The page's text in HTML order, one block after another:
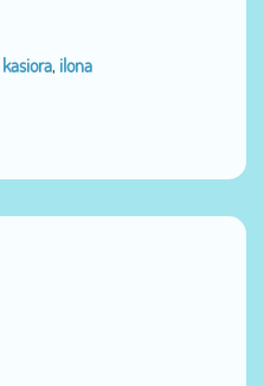
kasiora, ilona